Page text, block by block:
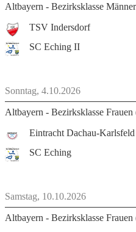
Altbayern - Bezirksklasse
TSV Indersdorf
SC Eching II
Sonntag, 4.10.2026
Altbayern - Bezirksklasse
Eintracht Dachau-
SC Eching
Samstag, 10.10.2026
Altbayern - Bezirksklasse